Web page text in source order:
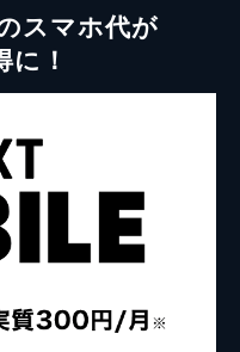
スマホ代が
！